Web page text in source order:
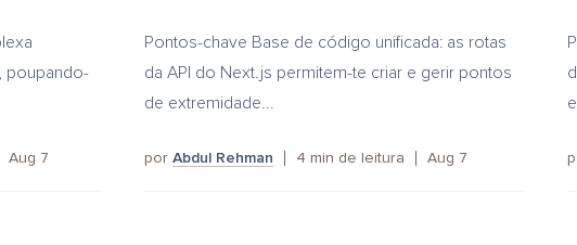
poupando-
Aug 7
Pontos-chave Base de código unificada: as rotas
da API do Next.js permitem-te criar e gerir pontos
de extremidade...
por Abdul Rehman 4 min de leitura Aug 7